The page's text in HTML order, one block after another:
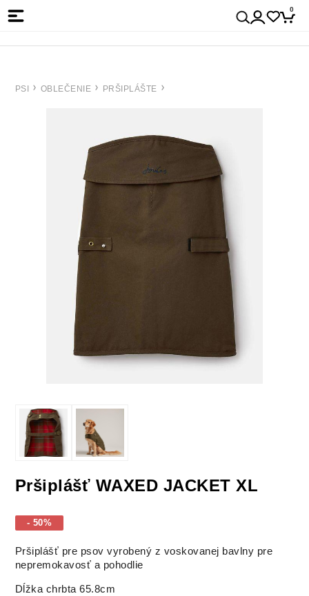
0
PSI OBLEČENIE PRŠIPLÁŠTE
Pršiplášť WAXED JACKET XL
- 50%
Pršiplášť pre psov vyrobený z voskovanej bavlny pre
nepremokavosť a pohodlie
Dĺžka chrbta 65.8cm